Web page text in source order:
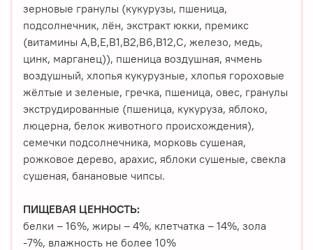
зерновые гранулы (кукурузы, пшеница,
подсолнечник, лён, экстракт юкки, премикс
(витамины A,B,E,B1,B2,B6,B12,C, железо, медь,
цинк, марганец)), пшеница воздушная, ячмень
воздушный, хлопья кукурузные, хлопья гороховые
жёлтые и зеленые, гречка, пшеница, овес, гранулы
экструдированные (пшеница, кукуруза, яблоко,
люцерна, белок животного происхождения),
семечки подсолнечника, морковь сушеная,
рожковое дерево, арахис, яблоки сушеные, свекла
сушеная, банановые чипсы.
ПИЩЕВАЯ ЦЕННОСТЬ:
белки – 16%, жиры – 4%, клетчатка – 14%, зола
-7%, влажность не более 10%